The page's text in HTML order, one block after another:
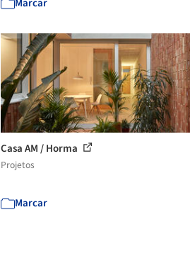
Marcar
Casa AM / Horma
Projetos
Marcar